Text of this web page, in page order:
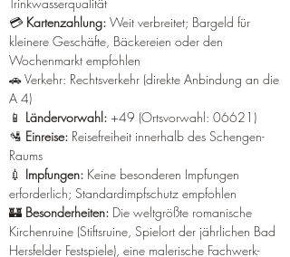
💳 Kartenzahlung: Weit verbreitet; Bargeld für
kleinere Geschäfte, Bäckereien oder den
Wochenmarkt empfohlen
🚗 Verkehr: Rechtsverkehr (direkte Anbindung an die
A 4)
📱 Ländervorwahl: +49 (Ortsvorwahl: 06621)
🛂 Einreise: Reisefreiheit innerhalb des Schengen-
Raums
💉 Impfungen: Keine besonderen Impfungen
erforderlich; Standardimpfschutz empfohlen
🏰 Besonderheiten: Die weltgrößte romanische
Kirchenruine (Stiftsruine, Spielort der jährlichen Bad
Hersfelder Festspiele), eine malerische Fachwerk-